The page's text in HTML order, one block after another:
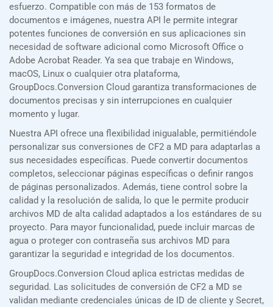
esfuerzo. Compatible con más de 153 formatos de
documentos e imágenes, nuestra API le permite integrar
potentes funciones de conversión en sus aplicaciones sin
necesidad de software adicional como Microsoft Office o
Adobe Acrobat Reader. Ya sea que trabaje en Windows,
macOS, Linux o cualquier otra plataforma,
GroupDocs.Conversion Cloud garantiza transformaciones de
documentos precisas y sin interrupciones en cualquier
momento y lugar.
Nuestra API ofrece una flexibilidad inigualable, permitiéndole
personalizar sus conversiones de CF2 a MD para adaptarlas a
sus necesidades específicas. Puede convertir documentos
completos, seleccionar páginas específicas o definir rangos
de páginas personalizados. Además, tiene control sobre la
calidad y la resolución de salida, lo que le permite producir
archivos MD de alta calidad adaptados a los estándares de su
proyecto. Para mayor funcionalidad, puede incluir marcas de
agua o proteger con contraseña sus archivos MD para
garantizar la seguridad e integridad de los documentos.
GroupDocs.Conversion Cloud aplica estrictas medidas de
seguridad. Las solicitudes de conversión de CF2 a MD se
validan mediante credenciales únicas de ID de cliente y Secret,